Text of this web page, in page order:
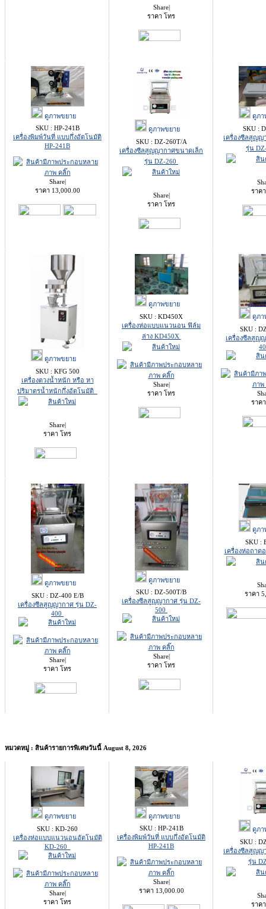
Share|
ราคา โทร
ดูภาพขยาย
SKU : HP-241B
เครื่องพิมพ์วันที่ แบบกึ่งอัตโนมัติ
HP-241B
Share|
ราคา 13,000.00
ดูภาพขยาย
SKU : DZ-260T/A
เครื่องซีลสูญญากาศขนาดเล็ก
รุ่น DZ-260
Share|
ราคา โทร
ดูภา
SKU :
เครื่องซีลสูญญ
รุ่น
ราค
ดูภาพขยาย
SKU : KFG 500
เครื่องตวงน้ำหนัก หรือ หา
ปริมาตรน้ำหนักกึ่งอัตโนมัติ
Share|
ราคา โทร
ดูภาพขยาย
SKU : KD450X
เครื่องห่อแบบแนวนอน ฟิล์ม
ล่าง KD450X
Share|
ราคา โทร
ดูภา
SKU :
เครื่องซีลสูญ
ราค
ดูภาพขยาย
SKU : DZ-400 E/B
เครื่องซีลสูญญากาศ รุ่น DZ-
400
Share|
ราคา โทร
ดูภาพขยาย
SKU : DZ-500T/B
เครื่องซีลสูญญากาศ รุ่น DZ-
500
Share|
ราคา โทร
ดูภา
SKU :
เครื่องห่อถาด
ราคา
หมวดหมู่ : สินค้ารายการพิเศษวันนี้ August 8, 2026
ดูภาพขยาย
SKU : KD-260
เครื่องห่อแบบแนวนอนอัตโนมัติ
KD-260
Share|
ราคา โทร
ดูภาพขยาย
SKU : HP-241B
เครื่องพิมพ์วันที่ แบบกึ่งอัตโนมัติ
HP-241B
Share|
ราคา 13,000.00
ดูภา
SKU :
เครื่องซีลสูญญ
รุ่น
ราค